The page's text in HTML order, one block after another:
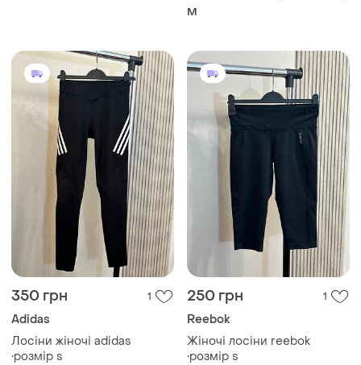
M
350 грн 1
Adidas
Лосіни жіночі adidas
•розмір s
250 грн 1
Reebok
Жіночі лосіни reebok
•розмір s